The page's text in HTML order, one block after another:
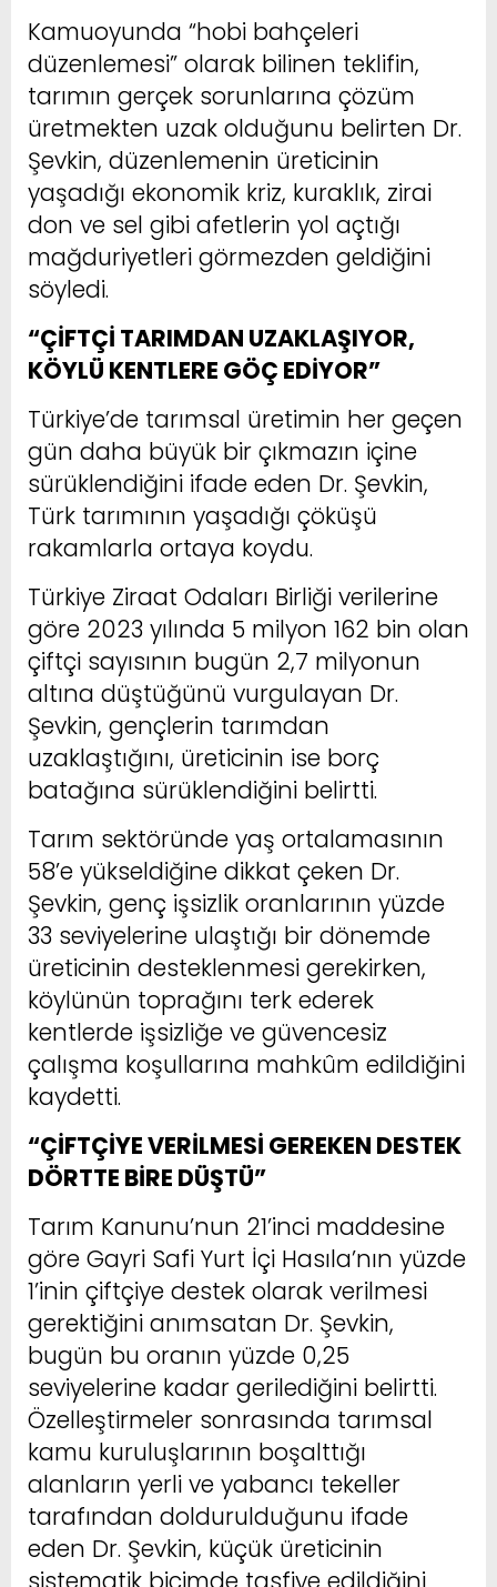
Kamuoyunda “hobi bahçeleri
düzenlemesi” olarak bilinen teklifin,
tarımın gerçek sorunlarına çözüm
üretmekten uzak olduğunu belirten Dr.
Şevkin, düzenlemenin üreticinin
yaşadığı ekonomik kriz, kuraklık, zirai
don ve sel gibi afetlerin yol açtığı
mağduriyetleri görmezden geldiğini
söyledi.
“ÇİFTÇİ TARIMDAN UZAKLAŞIYOR,
KÖYLÜ KENTLERE GÖÇ EDİYOR”
Türkiye’de tarımsal üretimin her geçen
gün daha büyük bir çıkmazın içine
sürüklendiğini ifade eden Dr. Şevkin,
Türk tarımının yaşadığı çöküşü
rakamlarla ortaya koydu.
Türkiye Ziraat Odaları Birliği verilerine
göre 2023 yılında 5 milyon 162 bin olan
çiftçi sayısının bugün 2,7 milyonun
altına düştüğünü vurgulayan Dr.
Şevkin, gençlerin tarımdan
uzaklaştığını, üreticinin ise borç
batağına sürüklendiğini belirtti.
Tarım sektöründe yaş ortalamasının
58’e yükseldiğine dikkat çeken Dr.
Şevkin, genç işsizlik oranlarının yüzde
33 seviyelerine ulaştığı bir dönemde
üreticinin desteklenmesi gerekirken,
köylünün toprağını terk ederek
kentlerde işsizliğe ve güvencesiz
çalışma koşullarına mahkûm edildiğini
kaydetti.
“ÇİFTÇİYE VERİLMESİ GEREKEN DESTEK
DÖRTTE BİRE DÜŞTÜ”
Tarım Kanunu’nun 21’inci maddesine
göre Gayri Safi Yurt İçi Hasıla’nın yüzde
1’inin çiftçiye destek olarak verilmesi
gerektiğini anımsatan Dr. Şevkin,
bugün bu oranın yüzde 0,25
seviyelerine kadar gerilediğini belirtti.
Özelleştirmeler sonrasında tarımsal
kamu kuruluşlarının boşalttığı
alanların yerli ve yabancı tekeller
tarafından doldurulduğunu ifade
eden Dr. Şevkin, küçük üreticinin